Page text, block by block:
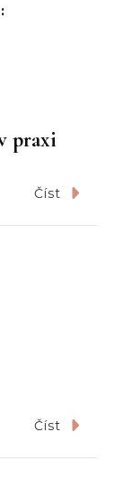
praxi
Číst
Číst